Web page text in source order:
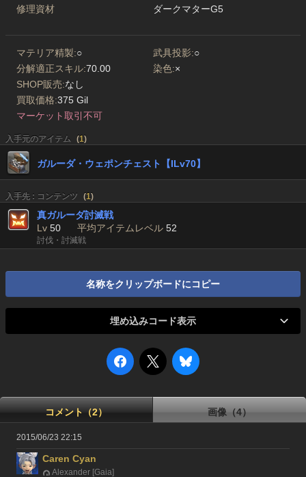
修理資材
ダークマターG5
マテリア精製:○ 武具投影:○
分解適正スキル:70.00 染色:×
SHOP販売:なし
買取価格:375 Gil
マーケット取引不可
入手元のアイテム (1)
ガルーダ・ウェポンチェスト【ILv70】
入手先 : コンテンツ (1)
真ガルーダ討滅戦
Lv 50 平均アイテムレベル 52
討伐・討滅戦
名称をクリップボードにコピー
埋め込みコード表示
コメント（2） 画像（4）
2015/06/23 22:15
Caren Cyan
Alexander [Gaia]